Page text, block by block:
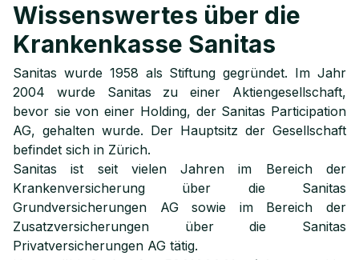
Wissenswertes über die
Krankenkasse Sanitas
Sanitas wurde 1958 als Stiftung gegründet. Im Jahr
2004 wurde Sanitas zu einer Aktiengesellschaft,
bevor sie von einer Holding, der Sanitas Participation
AG, gehalten wurde. Der Hauptsitz der Gesellschaft
befindet sich in Zürich.
Sanitas ist seit vielen Jahren im Bereich der
Krankenversicherung über die Sanitas
Grundversicherungen AG sowie im Bereich der
Zusatzversicherungen über die Sanitas
Privatversicherungen AG tätig.